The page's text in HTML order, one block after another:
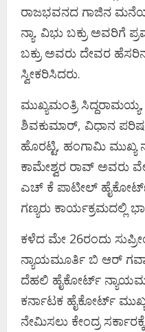
ರಾಜಭವನದ ಗಾಜಿನ
ನ್ಯಾ. ವಿಭು ಬಕ್ರು ಅವರಿಗೆ
ಬಕ್ರು ಅವರು ದೇವರ
ಸ್ವೀಕರಿಸಿದರು.
ಮುಖ್ಯಮಂತ್ರಿ
ಶಿವಕುಮಾರ್‌, ವಿಧಾನ
ಹೊರಟ್ಟಿ, ಹಂಗಾಮಿ
ಕಾಮೇಶ್ವರ ರಾವ್‌ ಅವರು
ಎಚ್‌ ಕೆ ಪಾಟೀಲ್‌
ಗಣ್ಯರು ಕಾರ್ಯಕ್ರಮದಲ್ಲಿ
ಕಳೆದ ಮೇ 26ರಂದು
ನ್ಯಾಯಮೂರ್ತಿ ಬಿ ಆರ್
ದೆಹಲಿ ಹೈಕೋರ್ಟ್‌
ಕರ್ನಾಟಕ ಹೈಕೋರ್ಟ್‌
ನೇಮಿಸಲು ಕೇಂದ್ರ